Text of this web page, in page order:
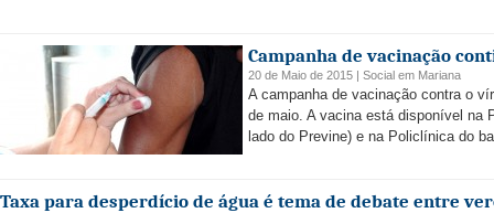
Campanha de vacinação
20 de Maio de 2015 | Social em Mariana
A campanha de vacinação contra o
de maio. A vacina está disponível na
lado do Previne) e na Policlínica do
Taxa para desperdício de água é tema de debate entre